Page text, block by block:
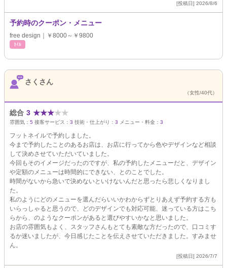
[投稿日] 2026/8/6
予約時のクーポン・メニュー
free design｜￥8000～￥9800
ﾈｲﾙ
さくさん
（女性/40代）
総合 3 ★★★★★
雰囲気： 5 接客サービス： 3 技術・仕上がり： 3 メニュー・料金： 3
フットネイルで予約しました。
今まで予約したことのあるお店は、お店に行ってから色やデザインなど相談
して決めさせていただいていました。
今回もそのイメージだったのですが、私の予約したメニューだと、デザイン
や定額のメニューは時間的にできない、とのことでした。
時間がないから急いで決めないといけないんだと思ったら悲しくなりまし
た。
私のようにどのメニューを選んだらいいかわからずとりあえず予約する方も
いらっしゃると思うので、どのデザインでも対応可能、迷っている方はこち
らから、のようなクーポンがあると選びやすいかなと思いました。
お店の雰囲気もよく、スタッフさんもとても素敵な方だったので、口コミす
るか迷いましたが、今日感じたことを伝えさせていただきました。すみませ
ん。
[投稿日] 2026/7/7